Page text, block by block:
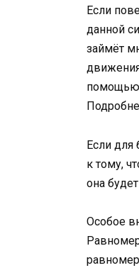
Если
данной
займёт
помощью
Если
к тому,
она
Особое